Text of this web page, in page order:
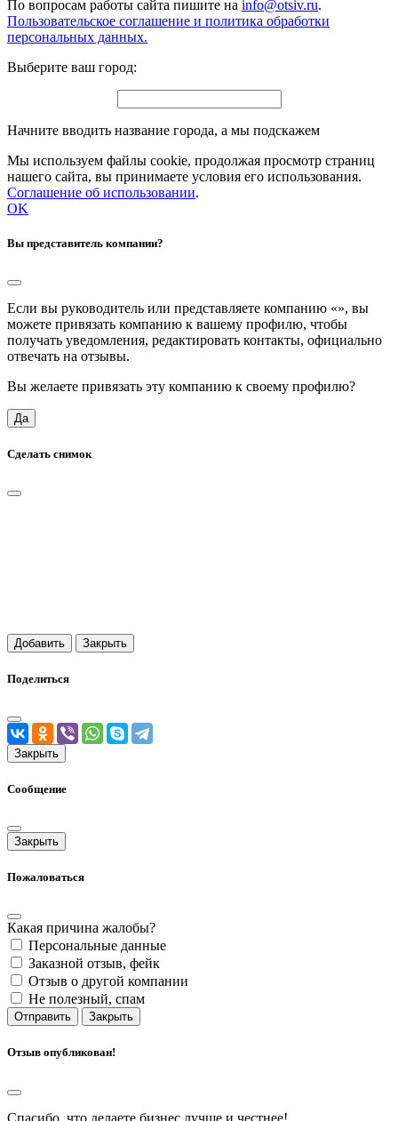
По вопросам работы сайта пишите на info@otsiv.ru.
Пользовательское соглашение и политика обработки
персональных данных.
Выберите ваш город:
Начните вводить название города, а мы подскажем
Мы используем файлы cookie, продолжая просмотр страниц
нашего сайта, вы принимаете условия его использования.
Соглашение об использовании.
OK
Вы представитель компании?
Если вы руководитель или представляете компанию «», вы
можете привязать компанию к вашему профилю, чтобы
получать уведомления, редактировать контакты, официально
отвечать на отзывы.
Вы желаете привязать эту компанию к своему профилю?
Да
Сделать снимок
Добавить Закрыть
Поделиться
Закрыть
Сообщение
Закрыть
Пожаловаться
Какая причина жалобы?
Персональные данные
Заказной отзыв, фейк
Отзыв о другой компании
Не полезный, спам
Отправить Закрыть
Отзыв опубликован!
Спасибо, что делаете бизнес лучше и честнее!